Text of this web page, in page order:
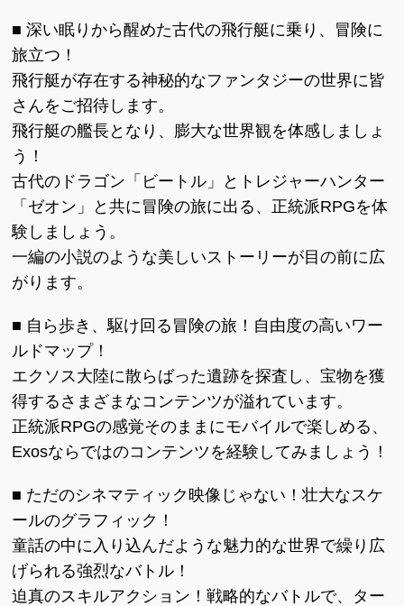
■ 深い眠りから醒めた古代の飛行艇に乗り、冒険に
旅立つ！
飛行艇が存在する神秘的なファンタジーの世界に皆
さんをご招待します。
飛行艇の艦長となり、膨大な世界観を体感しましょ
う！
古代のドラゴン「ビートル」とトレジャーハンター
「ゼオン」と共に冒険の旅に出る、正統派RPGを体
験しましょう。
一編の小説のような美しいストーリーが目の前に広
がります。
■ 自ら歩き、駆け回る冒険の旅！自由度の高いワー
ルドマップ！
エクソス大陸に散らばった遺跡を探査し、宝物を獲
得するさまざまなコンテンツが溢れています。
正統派RPGの感覚そのままにモバイルで楽しめる、
Exosならではのコンテンツを経験してみましょう！
■ ただのシネマティック映像じゃない！壮大なスケ
ールのグラフィック！
童話の中に入り込んだような魅力的な世界で繰り広
げられる強烈なバトル！
迫真のスキルアクション！戦略的なバトルで、ター